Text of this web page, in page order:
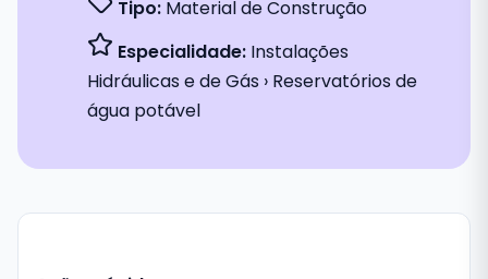
Tipo: Material de Construção
Especialidade: Instalações
Hidráulicas e de Gás › Reservatórios de
água potável